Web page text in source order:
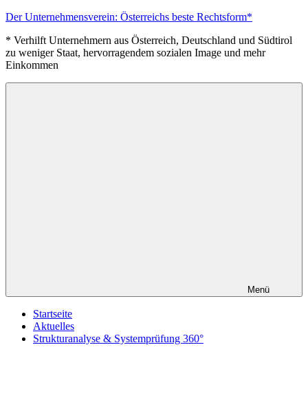
Zum
springen
Der Unternehmensverein: Österreichs beste Rechtsform*
* Verhilft Unternehmern aus Österreich, Deutschland und Südtirol
zu weniger Staat, hervorragendem sozialen Image und mehr
Einkommen
Menü
Startseite
Aktuelles
Strukturanalyse & Systemprüfung 360°